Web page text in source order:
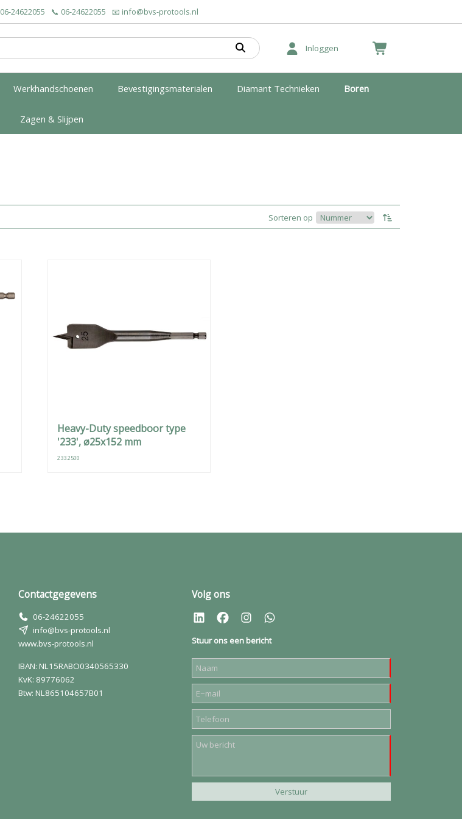
06-24622055 📞 06-24622055 📧 info@bvs-protools.nl
Inloggen
Werkhandschoenen Bevestigingsmaterialen Diamant Technieken Boren
Zagen & Slijpen
Sorteren op
Heavy-Duty speedboor type
'233', ø25x152 mm
233.2500
Contactgegevens
06-24622055
info@bvs-protools.nl
www.bvs-protools.nl
IBAN: NL15RABO0340565330
KvK: 89776062
Btw: NL865104657B01
Volg ons
Stuur ons een bericht